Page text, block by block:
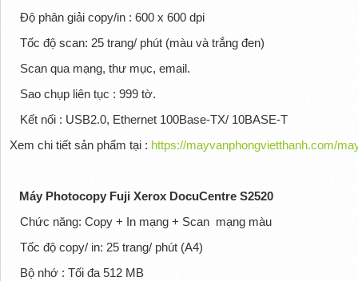
Độ phân giải copy/in : 600 x 600 dpi
Tốc độ scan: 25 trang/ phút (màu và trắng đen)
Scan qua mạng, thư mục, email.
Sao chụp liên tục : 999 tờ.
Kết nối : USB2.0, Ethernet 100Base-TX/ 10BASE-T
Xem chi tiết sản phẩm tại : https://mayvanphongvietthanh.com/
Máy Photocopy Fuji Xerox DocuCentre S2520
Chức năng: Copy + In mạng + Scan mạng màu
Tốc độ copy/ in: 25 trang/ phút (A4)
Bộ nhớ : Tối đa 512 MB